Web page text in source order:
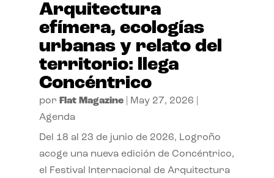
Arquitectura
efímera, ecologías
urbanas y relato del
territorio: llega
Concéntrico
por Flat Magazine| May 27, 2026
Agenda
Del 18 al 23 de junio de 2026, Logroño
acoge una nueva edición de Concéntrico,
el Festival Internacional de Arquitectura